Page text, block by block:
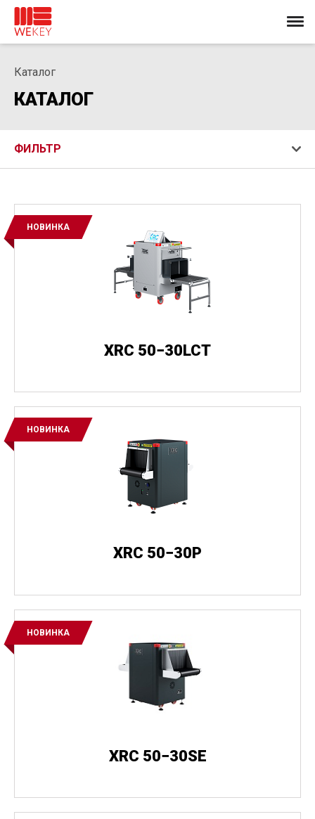
Каталог
КАТАЛОГ
ФИЛЬТР
НОВИНКА
XRC 50−30LCT
НОВИНКА
XRC 50−30P
НОВИНКА
XRC 50−30SE